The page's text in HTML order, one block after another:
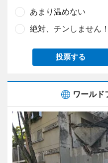
あまり温めない
絶対、チンしません！
投票する
ワールド